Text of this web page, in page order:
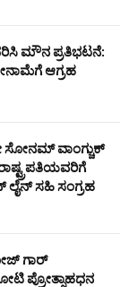
ಮೌನ ಪ್ರತಿಭಟನೆ:
ಆಗ್ರಹ
ಸೋನಮ್ ವಾಂಗ್ಚುಕ್
ಸಹಿ ಸಂಗ್ರಹ
ಗಾರ್
ಪ್ರೋತ್ಸಾಹಧನ